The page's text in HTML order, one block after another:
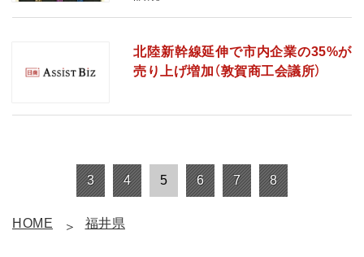
北陸新幹線延伸で市内企業の35%が
売り上げ増加（敦賀商工会議所）
3 4 5 6 7 8
HOME 福井県